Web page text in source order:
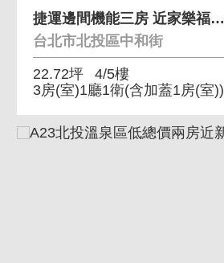
捷運邊間機能三房 近家樂福、採光通風佳、交通便利
台北市北投區中和街
22.72坪
4/5樓
3房(室)1廳1衛(含加蓋1房(室))